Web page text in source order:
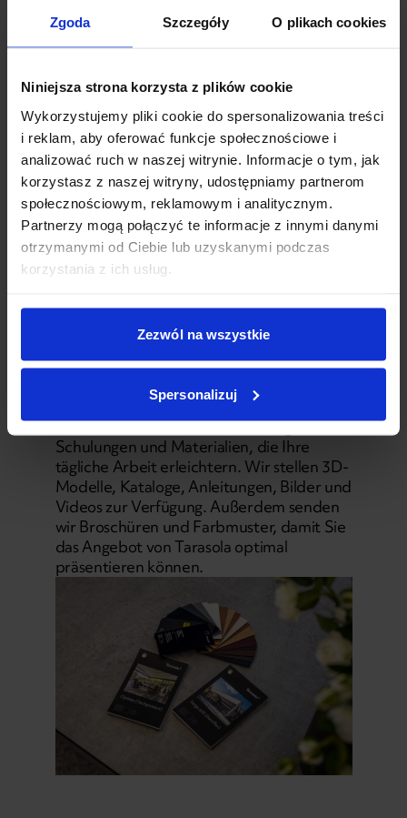
Zgoda Szczegóły O plikach cookies
Niniejsza strona korzysta z plików cookie
Wykorzystujemy pliki cookie do spersonalizowania treści
i reklam, aby oferować funkcje społecznościowe i
analizować ruch w naszej witrynie. Informacje o tym, jak
korzystasz z naszej witryny, udostępniamy partnerom
społecznościowym, reklamowym i analitycznym.
Partnerzy mogą połączyć te informacje z innymi danymi
otrzymanymi od Ciebie lub uzyskanymi podczas
korzystania z ich usług.
Zezwól na wszystkie
Spersonalizuj
Unterstützung bei der Auswahl der
Terrassenüberdachung und in der
Ihr persönlicher Ansprechpartner schult
Sie im Umgang mit dem Konfigurator
sowie dem B2B-Panel und begleitet Sie
durch den gesamten Prozess – von der
Modellauswahl bis zur Umsetzung des
Auftrags.
Wir unterstützen Sie mit Beratung,
Schulungen und Materialien, die Ihre
tägliche Arbeit erleichtern. Wir stellen 3D-
Modelle, Kataloge, Anleitungen, Bilder und
Videos zur Verfügung. Außerdem senden
wir Broschüren und Farbmuster, damit Sie
das Angebot von Tarasola optimal
präsentieren können.